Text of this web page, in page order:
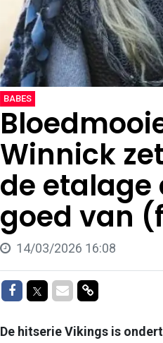
BABES
Winnick
de etalage
goed van
14/03/2026 16:08
Delen op Facebook
Delen op Twitter
Delen via Mail
Delen via link
De hitserie Vikings is